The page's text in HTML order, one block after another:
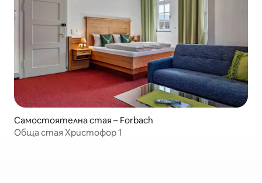
Самостоятелна стая – Forbach
Обща стая Христофор 1